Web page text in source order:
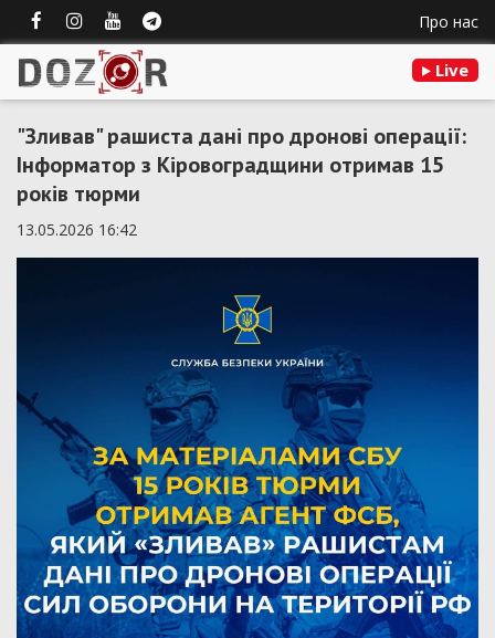
Про нас
Live
"Зливав" рашиста дані про дронові операції:
Інформатор з Кіровоградщини отримав 15
років тюрми
13.05.2026 16:42